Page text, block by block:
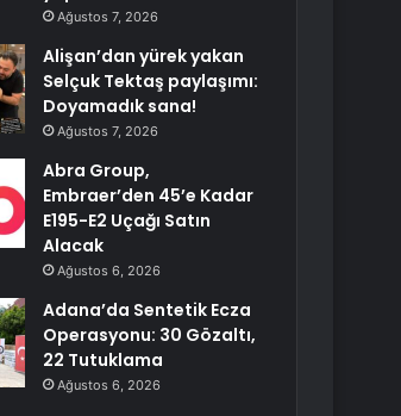
Ağustos 7, 2026
Alişan’dan yürek yakan
Selçuk Tektaş paylaşımı:
Doyamadık sana!
Ağustos 7, 2026
Abra Group,
Embraer’den 45’e Kadar
E195-E2 Uçağı Satın
Alacak
Ağustos 6, 2026
Adana’da Sentetik Ecza
Operasyonu: 30 Gözaltı,
22 Tutuklama
Ağustos 6, 2026